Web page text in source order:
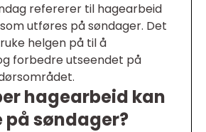
refererer til hagearbeid
utføres på søndager. Det
helgen på til å
forbedre utseendet på
hagearbeid kan
på søndager?